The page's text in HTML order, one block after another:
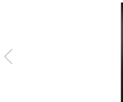
Previous